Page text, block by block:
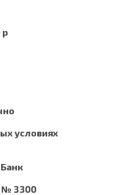
р
условиях
№ 3300